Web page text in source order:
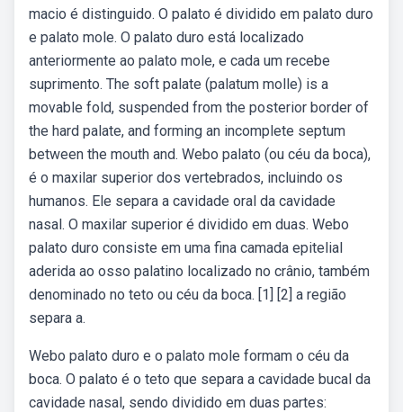
macio é distinguido. O palato é dividido em palato duro
e palato mole. O palato duro está localizado
anteriormente ao palato mole, e cada um recebe
suprimento. The soft palate (palatum molle) is a
movable fold, suspended from the posterior border of
the hard palate, and forming an incomplete septum
between the mouth and. Webo palato (ou céu da boca),
é o maxilar superior dos vertebrados, incluindo os
humanos. Ele separa a cavidade oral da cavidade
nasal. O maxilar superior é dividido em duas. Webo
palato duro consiste em uma fina camada epitelial
aderida ao osso palatino localizado no crânio, também
denominado no teto ou céu da boca. [1] [2] a região
separa a.
Webo palato duro e o palato mole formam o céu da
boca. O palato é o teto que separa a cavidade bucal da
cavidade nasal, sendo dividido em duas partes: